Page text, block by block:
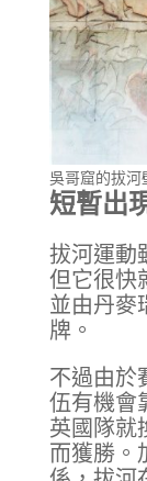
吳哥窟的拔
短暫出
拔河運動
但它很快
並由丹麥
牌。
不過由於
伍有機會
英國隊就
而獲勝。